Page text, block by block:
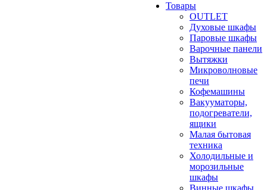
Товары
OUTLET
Духовые шкафы
Паровые шкафы
Варочные панели
Вытяжки
Микроволновые
печи
Кофемашины
Вакууматоры,
подогреватели,
ящики
Малая бытовая
техника
Холодильные и
морозильные
шкафы
Винные шкафы